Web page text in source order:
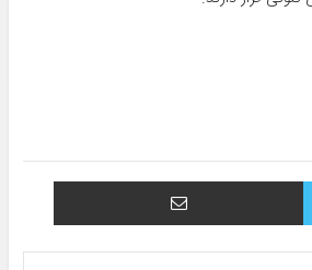
توییتر اشتراک با ایمیل